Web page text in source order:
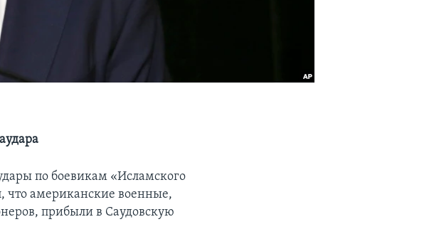
по боевикам «Исламского
что американские военные,
прибыли в Саудовскую